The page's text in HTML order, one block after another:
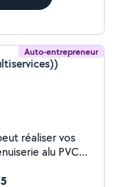
Auto-entrepreneur
réaliser vos